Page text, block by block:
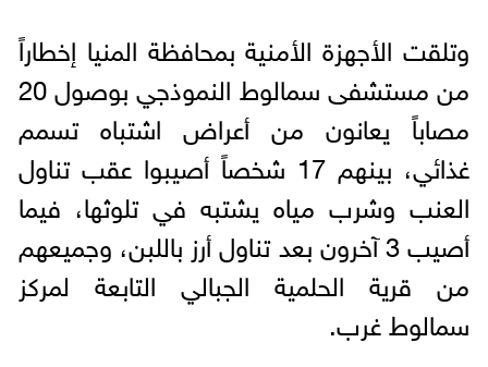
وتلقت الأجهزة الأمنية بمحافظة المنيا إخطاراً
من مستشفى سمالوط النموذجي بوصول 20
مصاباً يعانون من أعراض اشتباه تسمم
غذائي، بينهم 17 شخصاً أصيبوا عقب تناول
العنب وشرب مياه يشتبه في تلوثها، فيما
أصيب 3 آخرون بعد تناول أرز باللبن، وجميعهم
من قرية الحلمية الجبالي التابعة لمركز
سمالوط غرب.